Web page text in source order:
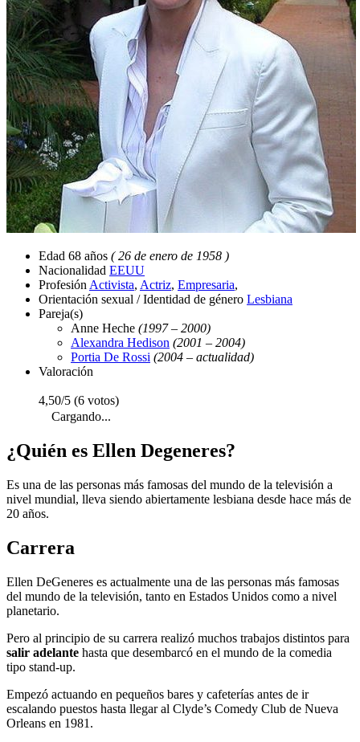
Edad 68 años ( 26 de enero de 1958 )
Nacionalidad EEUU
Profesión Activista, Actriz, Empresaria,
Orientación sexual / Identidad de género Lesbiana
Pareja(s)
Anne Heche (1997 – 2000)
Alexandra Hedison (2001 – 2004)
Portia De Rossi (2004 – actualidad)
Valoración
4,50/5 (6 votos)
Cargando...
¿Quién es Ellen Degeneres?
Es una de las personas más famosas del mundo de la televisión a
nivel mundial, lleva siendo abiertamente lesbiana desde hace más de
20 años.
Carrera
Ellen DeGeneres es actualmente una de las personas más famosas
del mundo de la televisión, tanto en Estados Unidos como a nivel
planetario.
Pero al principio de su carrera realizó muchos trabajos distintos para
salir adelante hasta que desembarcó en el mundo de la comedia
tipo stand-up.
Empezó actuando en pequeños bares y cafeterías antes de ir
escalando puestos hasta llegar al Clyde’s Comedy Club de Nueva
Orleans en 1981.